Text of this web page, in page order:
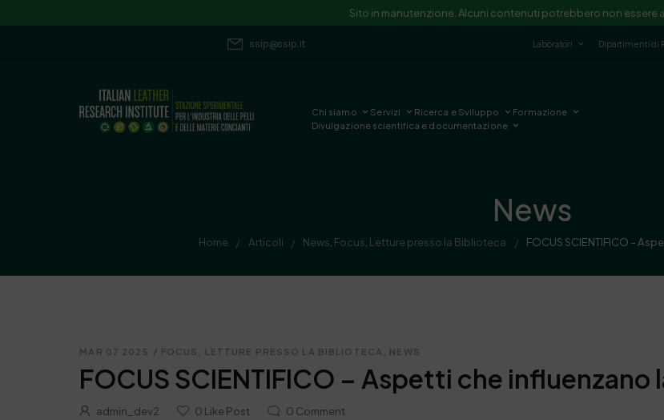
Sito in manutenzione. Alcuni contenuti potrebbero non essere
ssip@ssip.it Laboratori Dipartimenti di
Chi siamo Servizi Ricerca e Sviluppo
Formazione
Divulgazione scientifica e documentazione
News
Home / Articoli / News Focus Letture presso la Biblioteca / FOCUS SCIENTIFICO –
MAR 07 2025 / FOCUS LETTURE PRESSO LA BIBLIOTECA NEWS
FOCUS SCIENTIFICO – Aspetti che
admin_dev2 0 Like Post 0 Comment